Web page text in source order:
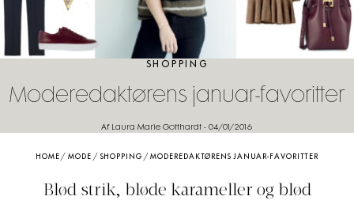
SHOPPING
Moderedaktørens januar-favoritter
Af Laura Marie Gotthardt - 04/01/2016
HOME /MODE / SHOPPING /MODEREDAKTØRENS JANUAR-FAVORITTER
Blød strik, bløde karameller og blød